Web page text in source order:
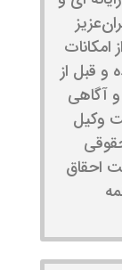
و قبل از
آگاهی
وکیل
احقاق